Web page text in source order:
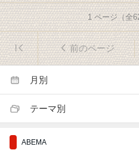
1ページ（全
前のページ
月別
テーマ別
ABEMA